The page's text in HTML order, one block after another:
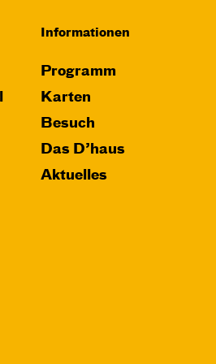
Informationen
Programm
Karten
Besuch
Das D’haus
Aktuelles